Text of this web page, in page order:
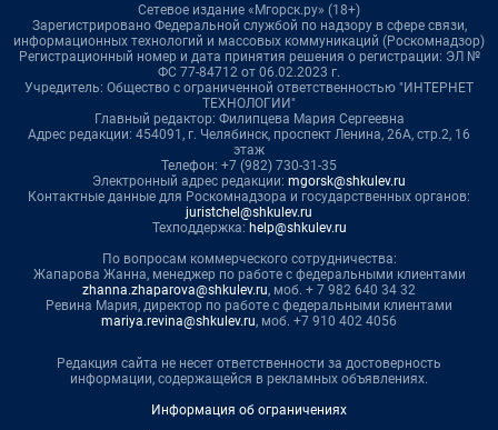
Сетевое издание «Мгорск.ру» (18+)
Зарегистрировано Федеральной службой по надзору в сфере связи,
информационных технологий и массовых коммуникаций (Роскомнадзор)
Регистрационный номер и дата принятия решения о регистрации: ЭЛ №
ФС 77-84712 от 06.02.2023 г.
Учредитель: Общество с ограниченной ответственностью "ИНТЕРНЕТ
ТЕХНОЛОГИИ"
Главный редактор: Филипцева Мария Сергеевна
Адрес редакции: 454091, г. Челябинск, проспект Ленина, 26А, стр.2, 16
этаж
Телефон: +7 (982) 730-31-35
Электронный адрес редакции: mgorsk@shkulev.ru
Контактные данные для Роскомнадзора и государственных органов:
juristchel@shkulev.ru
Техподдержка: help@shkulev.ru
По вопросам коммерческого сотрудничества:
Жапарова Жанна, менеджер по работе с федеральными клиентами
zhanna.zhaparova@shkulev.ru, моб. + 7 982 640 34 32
Ревина Мария, директор по работе с федеральными клиентами
mariya.revina@shkulev.ru, моб. +7 910 402 4056
Редакция сайта не несет ответственности за достоверность
информации, содержащейся в рекламных объявлениях.
Информация об ограничениях